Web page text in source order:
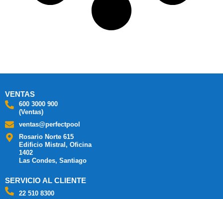
VENTAS
600 3000 900
(Ventas)
ventas@perfectpool
Rosario Norte 615
Edificio Mistral, Oficina
1402
Las Condes, Santiago
SERVICIO AL CLIENTE
22 510 8300